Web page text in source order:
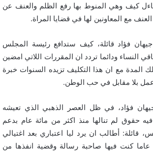
كيف وهي المنوط بها رفع الظلم والعنف عن
مع المعاونين لها في قضايا المراة.
فؤاد قائلة، كيف ستدافع رئيسة المجلس
النساء ودائما تردد ان المقررات اللاتي امضين
المدة مع ان هذا التكليف تزيده السنوات خبرة
بلا مقابل في حب الوطن.
فؤاد، في ظل العصر الذهبي الذي تعيشه
حقوق لم تنالها منذ اكثر من مائة عام بدعم
قائلة: أطالب ان يرد ليا اعتباري بعد اغتيالي
عاما كنت فيها صاحبة رسالة وقضية انفذها من